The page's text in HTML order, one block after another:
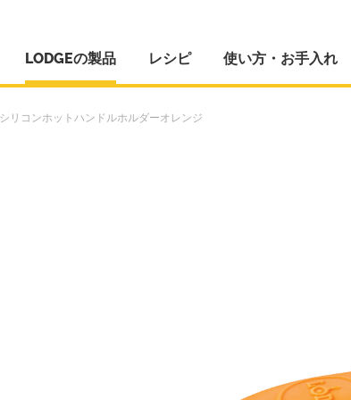
LODGEの製品 レシピ 使い方・お手入れ
シリコンホットハンドルホルダーオレンジ